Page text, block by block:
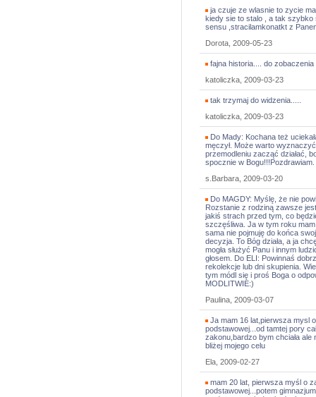
ja czuje ze wlasnie to zycie
kiedy sie to stalo , a tak szybko
sensu ,stracilamkonatkt z
Dorota, 2009-05-23
fajna historia.... do
katoliczka, 2009-03-23
tak trzymaj do widzenia.....
katoliczka, 2009-03-23
Do Mady: Kochana też
męczył. Może warto
przemodleniu zacząć działać,
spocznie w Bogu!!!Pozdrawiam.
s.Barbara, 2009-03-20
Do MAGDY: Myślę, że nie
Rozstanie z rodziną zawsze
jakiś strach przed tym, co
szczęśliwa. Ja w tym roku
sama nie pojmuję do końca
decyzja. To Bóg działa, a ja
mogła służyć Panu i innym
głosem. Do ELI: Powinnaś
rekolekcje lub dni skupienia.
tym módl się i proś Boga o
MODLITWIE:)
Paulina, 2009-03-07
Ja mam 16 lat,pierwsza mysl
podstawowej...od tamtej pory
zakonu,bardzo bym chciała
bliżej mojego celu
Ela, 2009-02-27
mam 20 lat, pierwsza myśl o
podstawowej...potem